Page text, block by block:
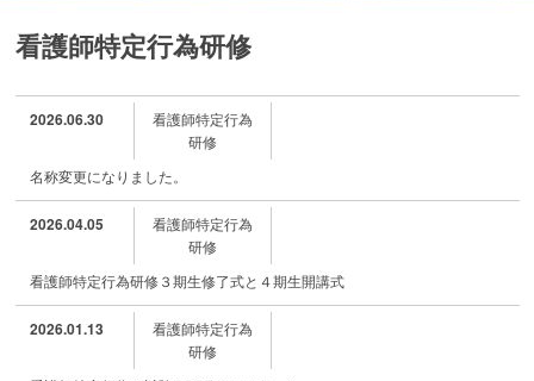
看護師特定行為研修
2026.06.30
看護師特定行為
研修
名称変更になりました。
2026.04.05
看護師特定行為
研修
看護師特定行為研修３期生修了式と４期生開講式
2026.01.13
看護師特定行為
研修